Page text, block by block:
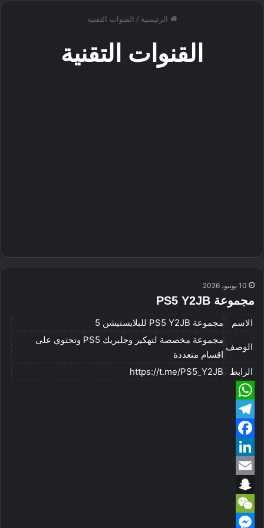
الرئيسية / القنوات التقنية
القنوات التقنية
10 يونيو، 2026
مجموعة PS5 Y2JB
الاسم مجموعة PS5 Y2JB للبلايستيشن 5
الوصف
مجموعة مخصصة لتهكير وجلبريك PS5 وتحتوي على
اقسام متعددة
الرابط
https://t.me/PS5_Y2JB
W
h
a
t
s
A
p
T
e
e
g
r
F
a
c
e
b
L
n
k
E
m
a
S
n
W